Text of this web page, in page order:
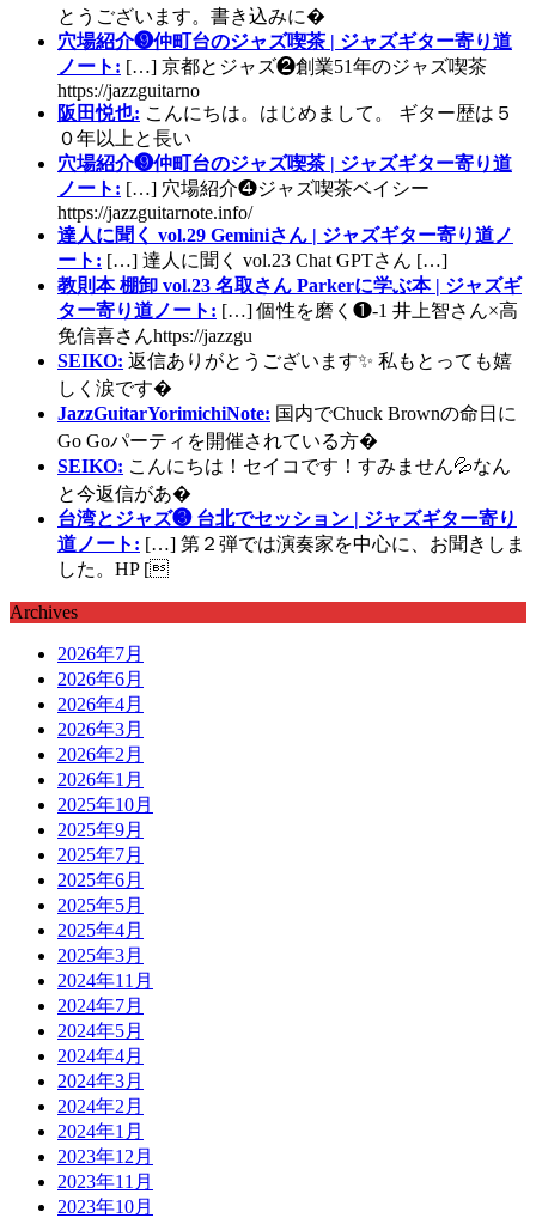
とうございます。書き込みに�
穴場紹介❾仲町台のジャズ喫茶 | ジャズギター寄り道
ノート: […] 京都とジャズ❷創業51年のジャズ喫茶
https://jazzguitarno
阪田悦也: こんにちは。はじめまして。 ギター歴は５
０年以上と長い
穴場紹介❾仲町台のジャズ喫茶 | ジャズギター寄り道
ノート: […] 穴場紹介❹ジャズ喫茶ベイシー
https://jazzguitarnote.info/
達人に聞く vol.29 Geminiさん | ジャズギター寄り道ノ
ート: […] 達人に聞く vol.23 Chat GPTさん […]
教則本 棚卸 vol.23 名取さん Parkerに学ぶ本 | ジャズギ
ター寄り道ノート: […] 個性を磨く❶-1 井上智さん×高
免信喜さんhttps://jazzgu
SEIKO: 返信ありがとうございます✨ 私もとっても嬉
しく涙です�
JazzGuitarYorimichiNote: 国内でChuck Brownの命日に
Go Goパーティを開催されている方�
SEIKO: こんにちは！セイコです！すみません💦なん
と今返信があ�
台湾とジャズ❸ 台北でセッション | ジャズギター寄り
道ノート: […] 第２弾では演奏家を中心に、お聞きしま
した。HP [
Archives
2026年7月
2026年6月
2026年4月
2026年3月
2026年2月
2026年1月
2025年10月
2025年9月
2025年7月
2025年6月
2025年5月
2025年4月
2025年3月
2024年11月
2024年7月
2024年5月
2024年4月
2024年3月
2024年2月
2024年1月
2023年12月
2023年11月
2023年10月